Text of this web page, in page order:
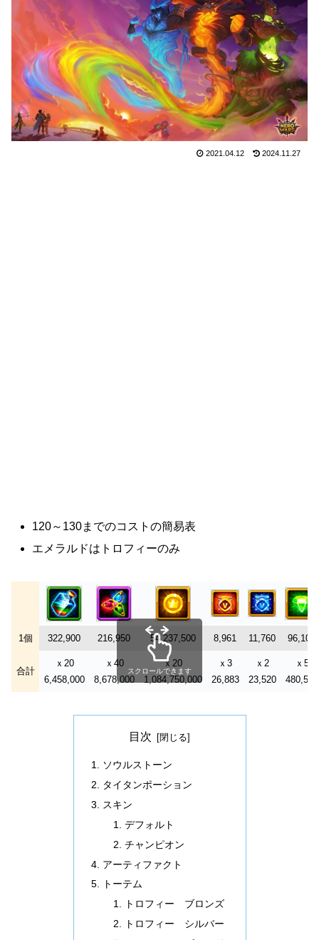
2021.04.12 2024.11.27
120～130までのコストの簡易表
エメラルドはトロフィーのみ
1個 322,900 216,950 54,237,500 8,961 11,760 96,108
合計
ｘ20
6,458,000
ｘ40
8,678,000
ｘ20
1,084,750,000
ｘ3
26,883
ｘ2
23,520
ｘ5
480,540
スクロールできます
目次
ソウルストーン
タイタンポーション
スキン
デフォルト
チャンピオン
アーティファクト
トーテム
トロフィー ブロンズ
トロフィー シルバー